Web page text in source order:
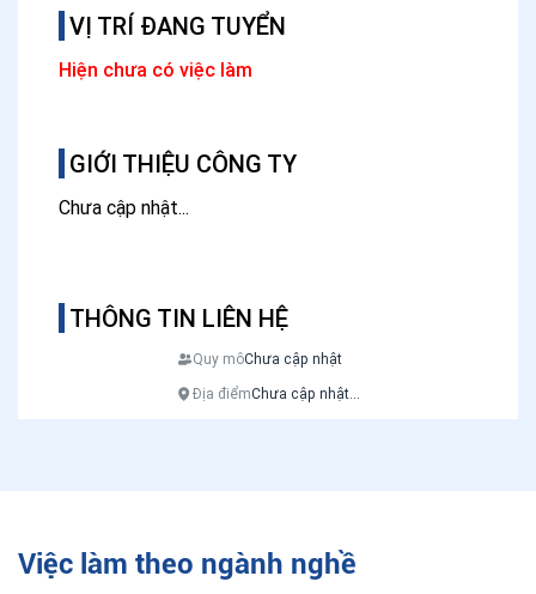
VỊ TRÍ ĐANG TUYỂN
Hiện chưa có việc làm
GIỚI THIỆU CÔNG TY
Chưa cập nhật...
THÔNG TIN LIÊN HỆ
Quy môChưa cập nhật
Địa điểmChưa cập nhật...
Việc làm theo ngành nghề